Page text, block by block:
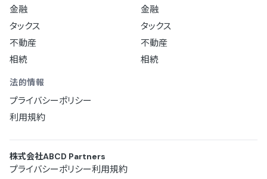
金融
タックス
不動産
相続
金融
タックス
不動産
相続
法的情報
プライバシーポリシー
利用規約
株式会社ABCD Partners
プライバシーポリシー利用規約